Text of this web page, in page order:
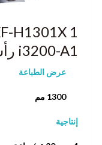
i3200-A1 رأس الطباعة صبغ التسامي
عرض الطباعة
1300 مم
إنتاجية